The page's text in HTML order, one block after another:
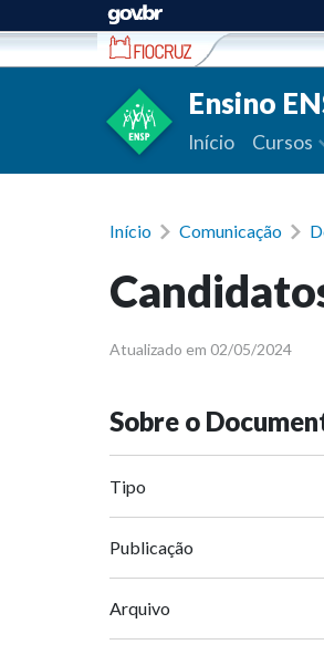
Ir para conteúdo
Ensino
Início Cursos
Início Comunicação
Atualizado em 02/05/2024
Sobre o
Tipo
Publicação
Arquivo